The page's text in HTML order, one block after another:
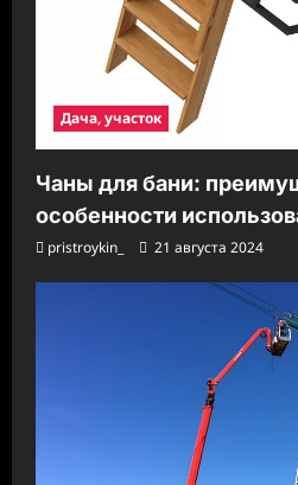
Дача, участок
Чаны для бани:
особенности
pristroykin_ 21 августа 2024